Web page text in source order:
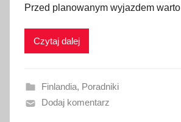
i
w
n
o
Przed planowanym wyjazdem warto
Czytaj dalej
Finlandia, Poradniki
Dodaj komentarz